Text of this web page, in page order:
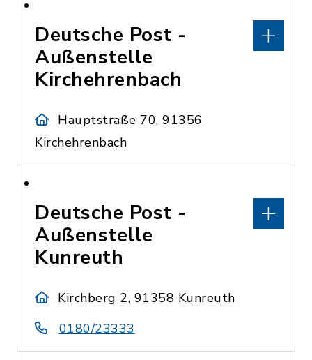
Deutsche Post -
Außenstelle
Kirchehrenbach
Hauptstraße 70, 91356
Kirchehrenbach
Deutsche Post -
Außenstelle
Kunreuth
Kirchberg 2, 91358 Kunreuth
0180/23333